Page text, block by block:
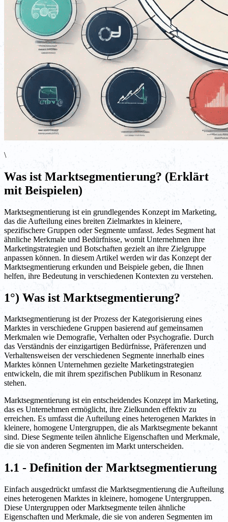
\
Was ist Marktsegmentierung? (Erklärt
mit Beispielen)
Marktsegmentierung ist ein grundlegendes Konzept im Marketing,
das die Aufteilung eines breiten Zielmarktes in kleinere,
spezifischere Gruppen oder Segmente umfasst. Jedes Segment hat
ähnliche Merkmale und Bedürfnisse, womit Unternehmen ihre
Marketingstrategien und Botschaften gezielt an ihre Zielgruppe
anpassen können. In diesem Artikel werden wir das Konzept der
Marktsegmentierung erkunden und Beispiele geben, die Ihnen
helfen, ihre Bedeutung in verschiedenen Kontexten zu verstehen.
1°) Was ist Marktsegmentierung?
Marktsegmentierung ist der Prozess der Kategorisierung eines
Marktes in verschiedene Gruppen basierend auf gemeinsamen
Merkmalen wie Demografie, Verhalten oder Psychografie. Durch
das Verständnis der einzigartigen Bedürfnisse, Präferenzen und
Verhaltensweisen der verschiedenen Segmente innerhalb eines
Marktes können Unternehmen gezielte Marketingstrategien
entwickeln, die mit ihrem spezifischen Publikum in Resonanz
stehen.
Marktsegmentierung ist ein entscheidendes Konzept im Marketing,
das es Unternehmen ermöglicht, ihre Zielkunden effektiv zu
erreichen. Es umfasst die Aufteilung eines heterogenen Marktes in
kleinere, homogene Untergruppen, die als Marktsegmente bekannt
sind. Diese Segmente teilen ähnliche Eigenschaften und Merkmale,
die sie von anderen Segmenten im Markt unterscheiden.
1.1 - Definition der Marktsegmentierung
Einfach ausgedrückt umfasst die Marktsegmentierung die Aufteilung
eines heterogenen Marktes in kleinere, homogene Untergruppen.
Diese Untergruppen oder Marktsegmente teilen ähnliche
Eigenschaften und Merkmale, die sie von anderen Segmenten im